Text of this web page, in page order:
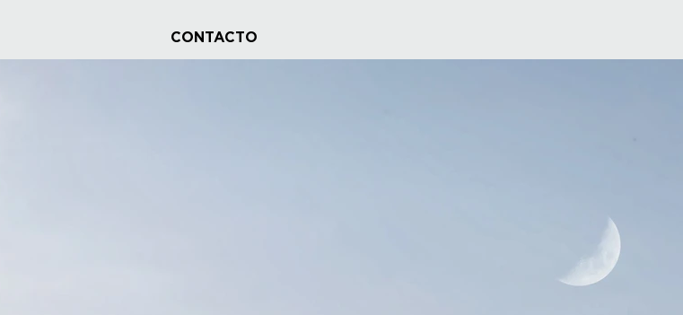
CONTACTO